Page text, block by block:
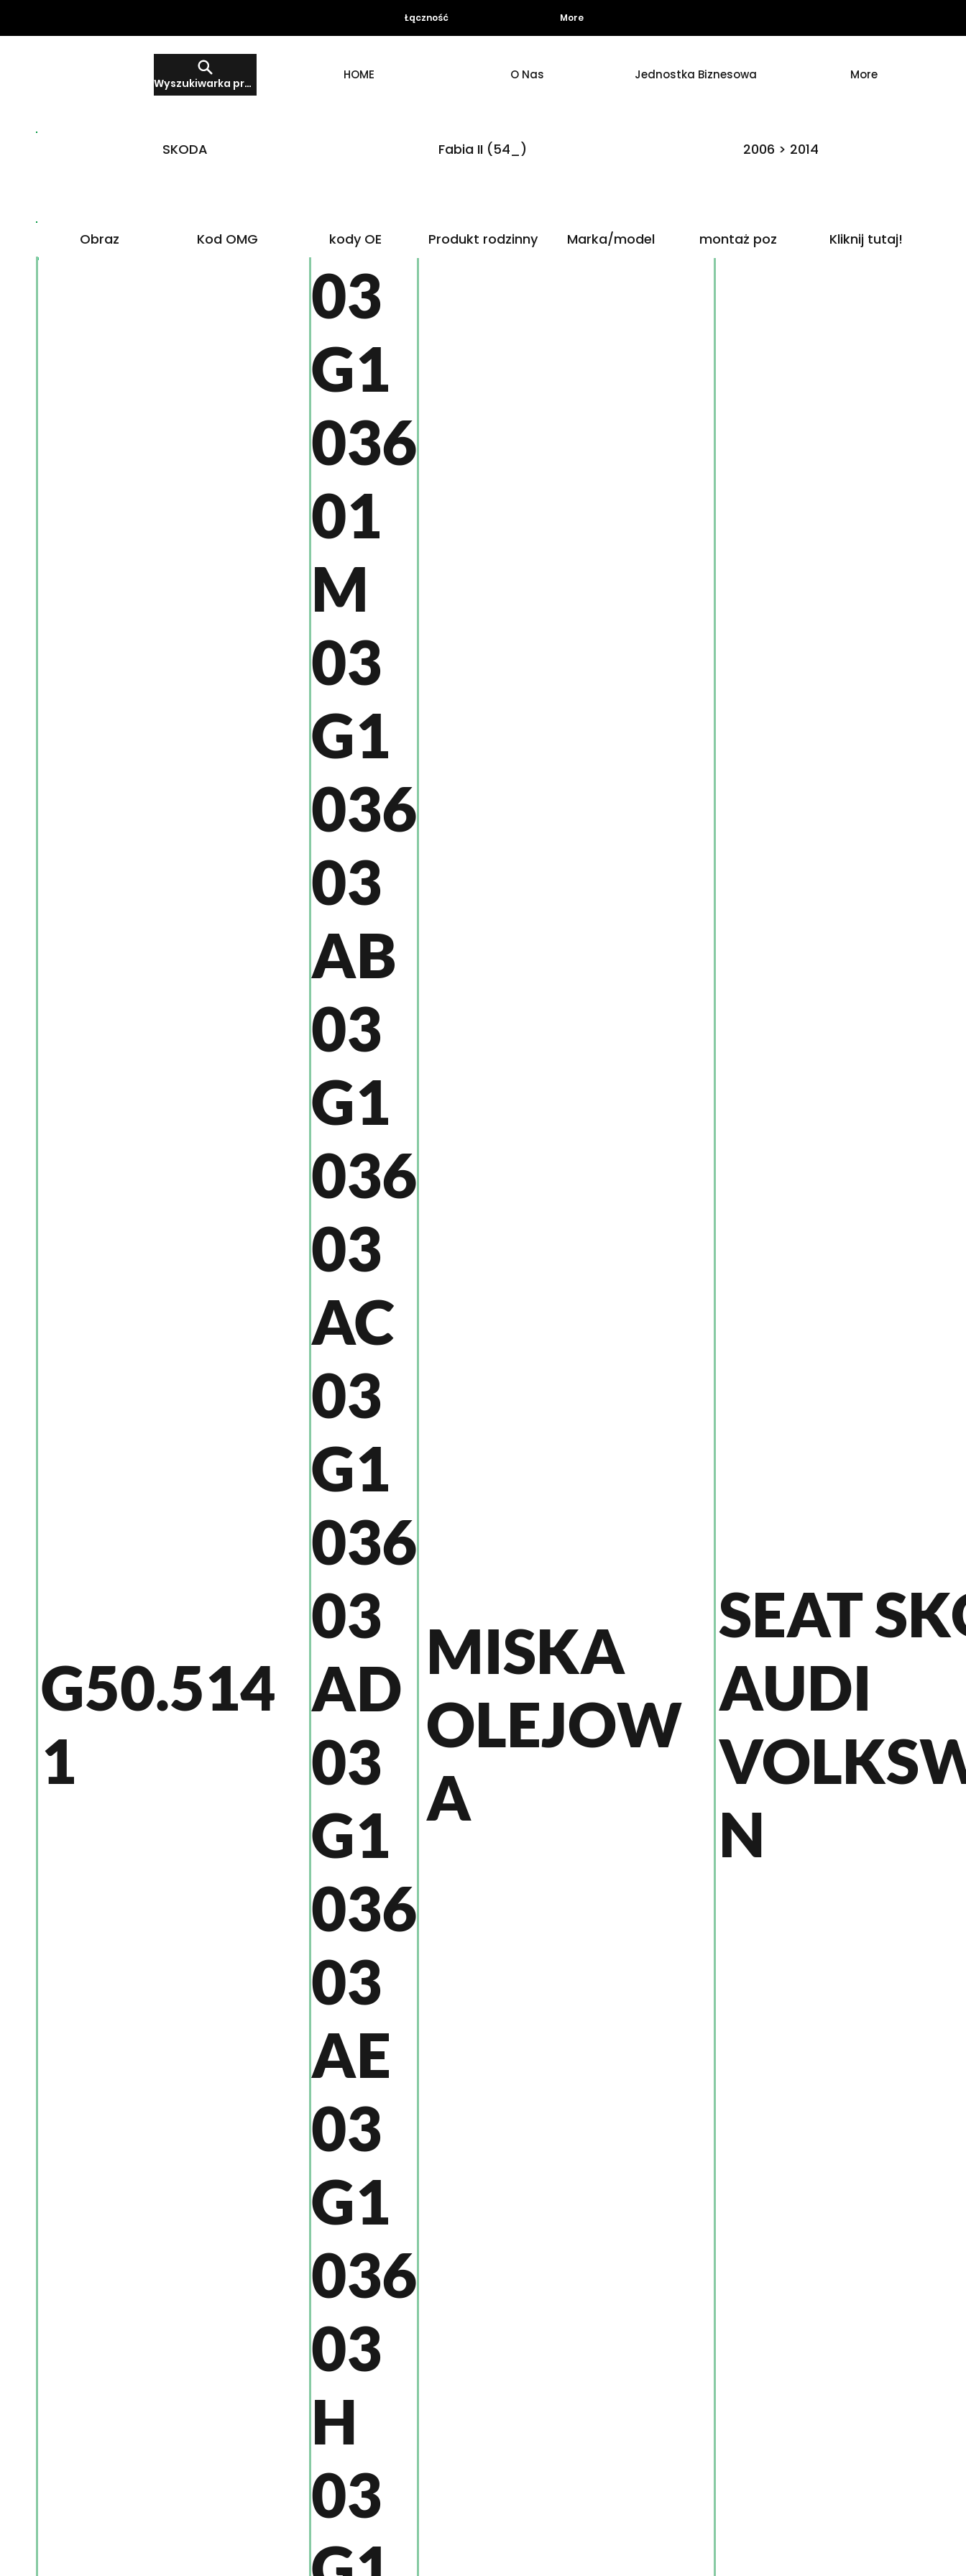
HOME O Nas Jednostka Biznesowa More
Wyszukiwarka produktów
Łączność More
Obraz Kod OMG kody OE Produkt rodzinny Marka/model montaż poz Kliknij tutaj!
G50.514
1
03
G1
036
01
M
03
G1
036
03
AB
03
G1
036
03
AC
03
G1
036
03
AD
03
G1
036
03
AE
03
G1
036
03
H
03
MISKA
OLEJOW
A
SEAT
AUDI
N
SKODA Fabia II (54_) 2006 > 2014